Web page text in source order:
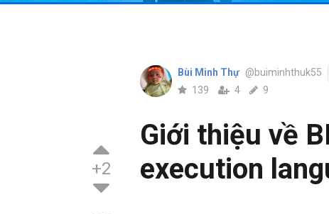
+2
Bùi Minh Thự @buiminhthuk55
139 4 9
Giới thiệu về
execution